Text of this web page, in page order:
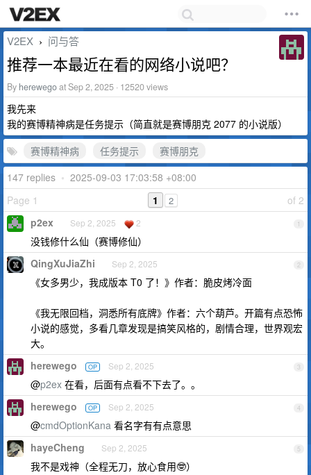
V2EX › 问与答
推荐一本最近在看的网络小说吧？
By herewegoat Sep 2, 2025 · 12520 views
我先来
我的赛博精神病是任务提示（简直就是赛博朋克 2077 的小说版）
赛博精神病
任务提示
赛博朋克
147 replies • 2025-09-03 17:03:58 +08:00
Page 1
of 2
1 2
1
p2ex Sep 2, 2025 2
没钱修什么仙（赛博修仙）
2
QingXuJiaZhi Sep 2, 2025
《女多男少，我成版本 T0 了！》作者：脆皮烤冷面
《我无限回档，洞悉所有底牌》作者：六个葫芦。开篇有点恐怖
小说的感觉，多看几章发现是搞笑风格的，剧情合理，世界观宏
大。
3
herewego OP Sep 2, 2025
@p2ex 在看，后面有点看不下去了。。
4
herewego OP Sep 2, 2025
@cmdOptionKana 看名字有有点意思
5
hayeCheng Sep 2, 2025
我不是戏神（全程无刀，放心食用🤓）